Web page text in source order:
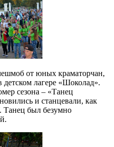
от юных краматорчан,
лагере «Шоколад».
сезона – «Танец
и станцевали, как
был безумно